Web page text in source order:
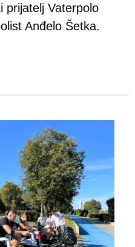
prijatelj Vaterpolo
Anđelo Šetka.